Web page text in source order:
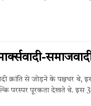
क्रांति से जोड़ने के पक्षधर
परस्पर पूरकता देखते थे. इस